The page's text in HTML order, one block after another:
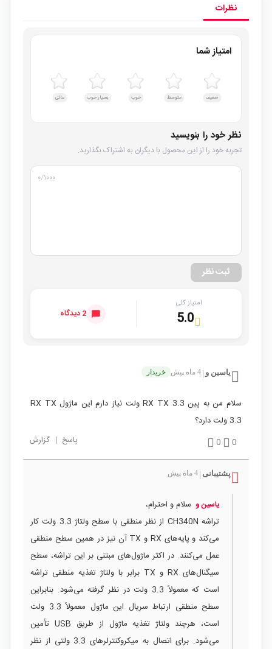
نظرات
امتیاز شما
ضعیف متوسط خوب بسیار خوب عالی
نظر خود را بنویسید
تجربه خود را از این محصول با دیگران به اشتراک بگذارید.
۰/۱۰۰۰
ثبت نظر
امتیاز کلی
5.0 2 دیدگاه
یاسین و 4 ماه پیش خریدار
سلام من به پین RX TX 3.3 ولت نیاز دارم این ماژول RX TX
3.3 ولت دارد؟
0
0 پاسخ | گزارش
پشتیبانی 4 ماه پیش
یاسین و سلام و احترام،
تراشه CH340N از نظر منطقی با سطح ولتاژ 3.3 ولت کار
می‌کند و پایه‌های RX و TX آن نیز در همین سطح منطقی
عمل می‌کنند. در اکثر ماژول‌های مبتنی بر این تراشه، سطح
سیگنال‌های RX و TX برابر با ولتاژ تغذیه منطقی تراشه
است که معمولاً 3.3 ولت در نظر گرفته می‌شود. بنابراین
سطح منطقی ارتباط سریال این ماژول معمولاً 3.3 ولت
است، هرچند ولتاژ تغذیه ماژول از طریق USB تأمین
می‌شود. برای اتصال به میکروکنترلرهای 3.3 ولتی از نظر